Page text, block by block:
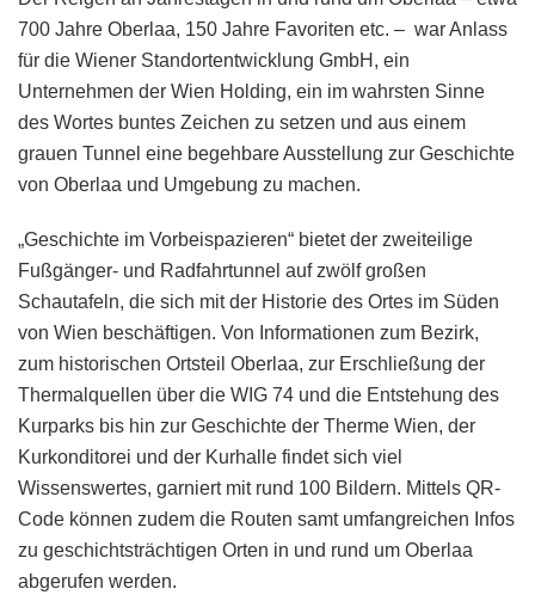
700 Jahre Oberlaa, 150 Jahre Favoriten etc. – war Anlass
für die Wiener Standortentwicklung GmbH, ein
Unternehmen der Wien Holding, ein im wahrsten Sinne
des Wortes buntes Zeichen zu setzen und aus einem
grauen Tunnel eine begehbare Ausstellung zur Geschichte
von Oberlaa und Umgebung zu machen.
„Geschichte im Vorbeispazieren“ bietet der zweiteilige
Fußgänger- und Radfahrtunnel auf zwölf großen
Schautafeln, die sich mit der Historie des Ortes im Süden
von Wien beschäftigen. Von Informationen zum Bezirk,
zum historischen Ortsteil Oberlaa, zur Erschließung der
Thermalquellen über die WIG 74 und die Entstehung des
Kurparks bis hin zur Geschichte der Therme Wien, der
Kurkonditorei und der Kurhalle findet sich viel
Wissenswertes, garniert mit rund 100 Bildern. Mittels QR-
Code können zudem die Routen samt umfangreichen Infos
zu geschichtsträchtigen Orten in und rund um Oberlaa
abgerufen werden.